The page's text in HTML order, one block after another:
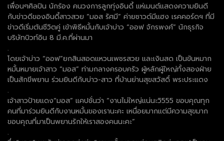
เพื่อนๆศิลปิน นักร้อง คนวงการลูกทุ่งอินดี้ แห่เมนต์แสดงความยินดี
กับข่าวดีของอินดี้สาวสวย “มอส รัศมี” ค่ายซาวด์มีแฮง เรคคอร์ดฯ ที่มี
ข่าวดีเริ่มต้นชีวิตคู่ เข้าพิธีหมั้นกับเจ้าบ่าว “ออฟ จักรพงศ์” นักธุรกิจ
บริษัทบิวท์อิน 8 มี.ค.ที่ผ่านมา
.
โดยเจ้าบ่าว “ออฟ”ยกสินสอดแหวนเพชรสวย และเงินสด เป็นขันหมาก
หมั้นหมายเจ้าสาว “มอส” ท่ามกลางครอบครัว ผู้หลักผู้ใหญ่ทั้งสองฝ่าย
เป็นสักขีพยาน ร่วมยินดีกับบ่าว-สาว ที่บ้านย่านสุขสวัสดิ์ พระประแดง
.
เจ้าสาวป้ายแดง“มอส” แคปชั่นว่า “งานไม่ใหญ่แน่นะวิ555 ขอบคุณทุก
คนที่มาร่วมยินดีกับงานหมั้นของเรานะคะ เหนื่อยมากแต่มีความสุขมาก
ขอบคุณที่มาเป็นพยานรักให้เราสองคนนะคะ”
.